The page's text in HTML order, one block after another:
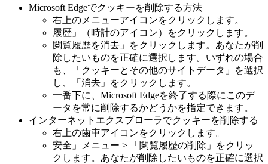
Microsoft Edgeでクッキーを削除する方法
右上のメニューアイコンをクリックします。
履歴」（時計のアイコン）をクリックします。
閲覧履歴を消去」をクリックします。あなたが削
除したいものを正確に選択します。いずれの場合
も、「クッキーとその他のサイトデータ」を選択
し、「消去」をクリックします。
一番下に、Microsoft Edgeを終了する際にこのデ
ータを常に削除するかどうかを指定できます。
インターネットエクスプローラでクッキーを削除する
右上の歯車アイコンをクリックします。
安全」メニュー > 「閲覧履歴の削除」をクリッ
クします。あなたが削除したいものを正確に選択